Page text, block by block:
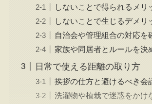
しないことで得られるメリ
しないことで生じるデメリ
自治会や管理組合の対応を
家族や同居者とルールを決
日常で使える距離の取り方
挨拶の仕方と避けるべき会
洗濯物や植栽で迷惑をかけ